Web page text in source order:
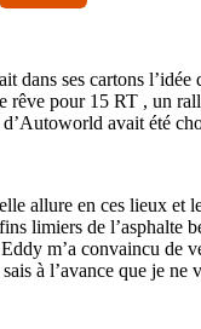
dans ses cartons
rêve pour 15 RT , un
avait été
allure en ces lieux et
limiers de l’asphalte
m’a convaincu de
à l’avance que je ne